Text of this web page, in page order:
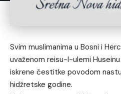
Svim muslimanima u Bosni i
uvaženom reisu-l-ulemi
iskrene čestitke povodom
hidžretske godine.